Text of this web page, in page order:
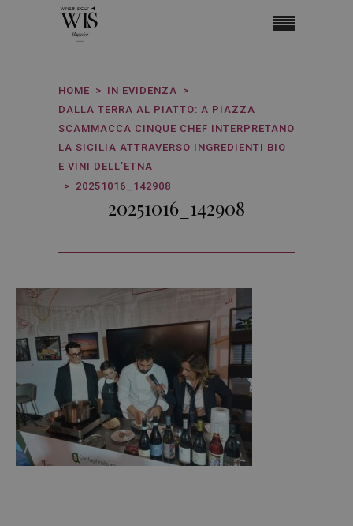
HOME
IN EVIDENZA
DALLA TERRA AL PIATTO: A PIAZZA
SCAMMACCA CINQUE CHEF INTERPRETANO
LA SICILIA ATTRAVERSO INGREDIENTI BIO
E VINI DELL’ETNA
20251016_142908
20251016_142908